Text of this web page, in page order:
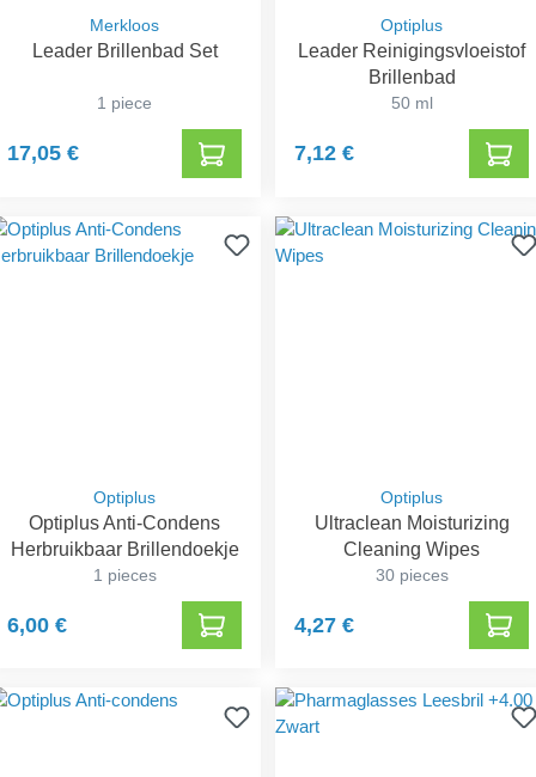
Merkloos
Leader Brillenbad Set
1 piece
17,05 €
Optiplus
Leader Reinigingsvloeistof
Brillenbad
50 ml
7,12 €
Optiplus
Optiplus Anti-Condens
Herbruikbaar Brillendoekje
1 pieces
6,00 €
Optiplus
Ultraclean Moisturizing
Cleaning Wipes
30 pieces
4,27 €